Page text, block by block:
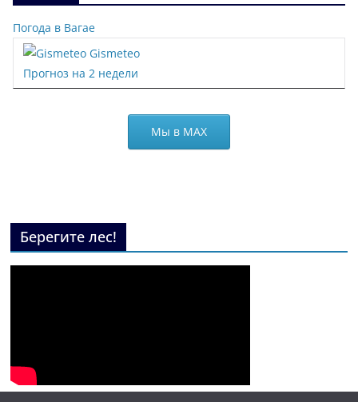
Погода в Вагае
Gismeteo
Прогноз на 2 недели
Мы в МАХ
Берегите лес!